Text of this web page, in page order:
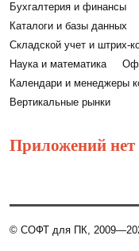
Бухгалтерия и финансы
Каталоги и базы данных
Складской учет и штрих-
Наука и математика
Календари и менеджеры
Вертикальные рынки
Приложений нет
© СОФТ для ПК,